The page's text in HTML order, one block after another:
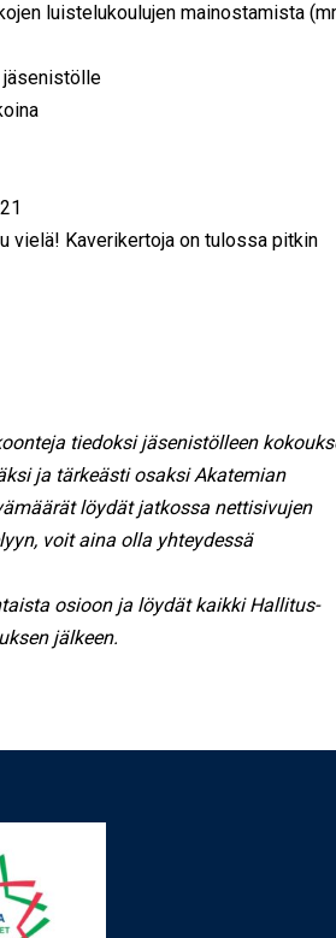
luistelukoulujen mainostamista
jäsenistölle
vielä! Kaverikertoja on tulossa pitkin
tiedoksi jäsenistölleen
ja tärkeästi osaksi Akatemian
löydät jatkossa nettisivujen
voit aina olla yhteydessä
osioon ja löydät kaikki Hallitus-
jälkeen.